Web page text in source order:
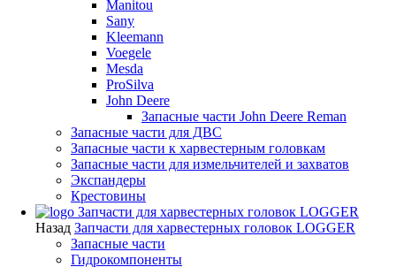
Manitou
Sany
Kleemann
Voegele
Mesda
ProSilva
John Deere
Запасные части John Deere Reman
Запасные части для ДВС
Запасные части к харвестерным головкам
Запасные части для измельчителей и захватов
Экспандеры
Крестовины
Запчасти для харвестерных головок LOGGER
Назад Запчасти для харвестерных головок LOGGER
Запасные части
Гидрокомпоненты